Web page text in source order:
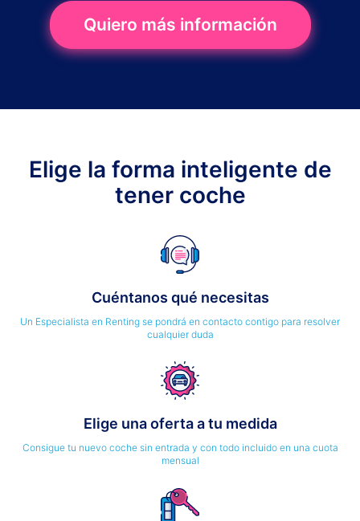
Quiero más información
Elige la forma inteligente de
tener coche
Cuéntanos qué necesitas
Un Especialista en Renting se pondrá en contacto contigo para resolver
cualquier duda
Elige una oferta a tu medida
Consigue tu nuevo coche sin entrada y con todo incluido en una cuota
mensual